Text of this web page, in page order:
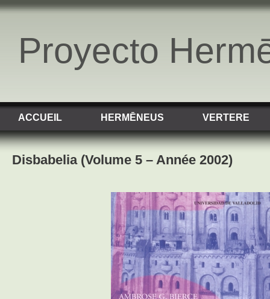
Proyecto
ACCUEIL HERMĒNEUS VERTERE
Disbabelia (Volume 5 – Année 2002)